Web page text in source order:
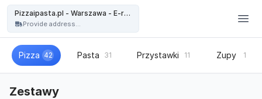
Pizzaipasta.pl - Warszawa - E-restauracja
Provide address...
Pizza 42 Pasta 31 Przystawki 11 Zupy 1
Zestawy